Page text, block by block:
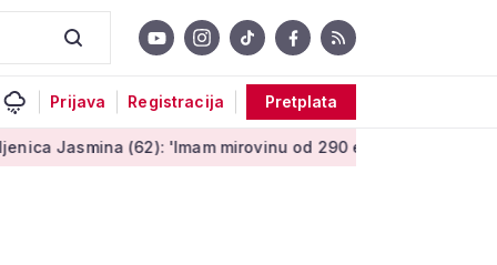
Prijava Registracija Pretplata
(62): 'Imam mirovinu od 290 eura, a dobijem i socijalnu